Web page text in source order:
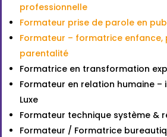
professionnelle
Formateur prise de parole en
Formateur – formatrice enfance,
parentalité
Formatrice en transformation
Formateur en relation humaine –
Luxe
Formateur technique système &
Formateur / Formatrice